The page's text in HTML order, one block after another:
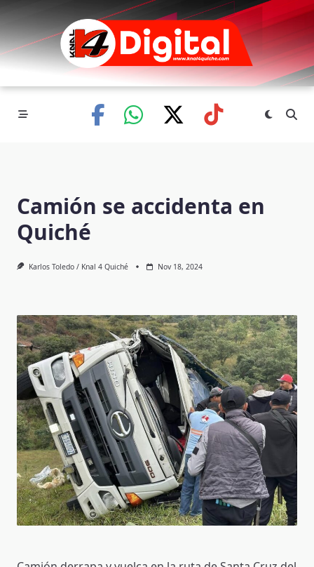
Skip
content
Camión se accidenta en
Quiché
Karlos Toledo / Knal 4 Quiché Nov 18, 2024